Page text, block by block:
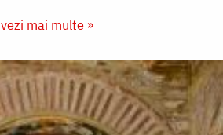
vezi mai multe »